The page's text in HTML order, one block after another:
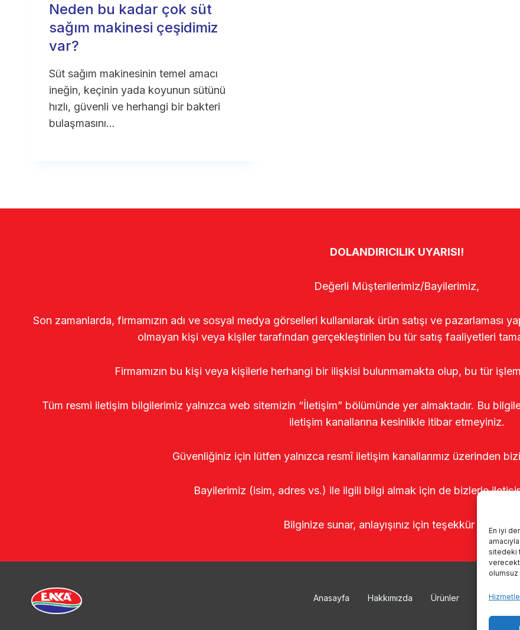
En iyi
sitedeki
Neden bu kadar çok süt
sağım makinesi çeşidimiz
var?
Süt sağım makinesinin temel amacı
ineğin, keçinin yada koyunun sütünü
hızlı, güvenli ve herhangi bir bakteri
bulaşmasını…
DOLANDIRICILIK UYARISI!
Değerli Müşterilerimiz/Bayilerimiz,
Son zamanlarda, firmamızın adı ve sosyal medya görselleri kullanılarak ürün satışı ve pazarlaması
olmayan kişi veya kişiler tarafından gerçekleştirilen bu tür satış faaliyetleri
Firmamızın bu kişi veya kişilerle herhangi bir ilişkisi bulunmamakta olup, bu tür
Tüm resmi iletişim bilgilerimiz yalnızca web sitemizin “İletişim” bölümünde yer almaktadır. Bu
iletişim kanallarına kesinlikle itibar etmeyiniz.
Güvenliğiniz için lütfen yalnızca resmî iletişim kanallarımız üzerinden
Bayilerimiz (isim, adres vs.) ile ilgili bilgi almak için de bizlerle
Bilginize sunar, anlayışınız için teşekkür ederiz.
Anasayfa Hakkımızda Ürünler